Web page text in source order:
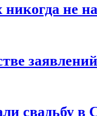
не
свадьбу в